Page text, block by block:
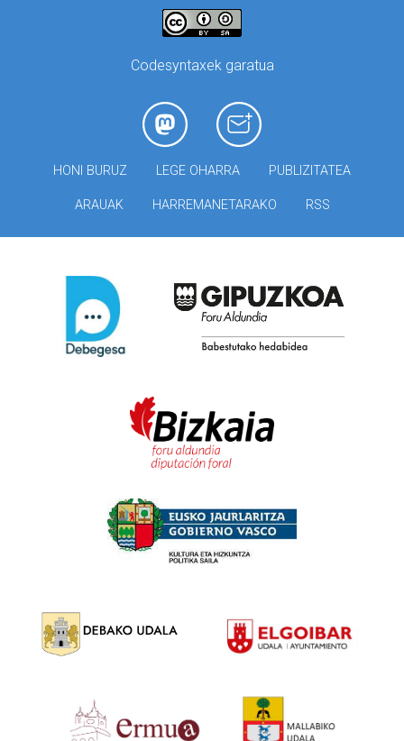
Codesyntaxek garatua
HONI BURUZ LEGE OHARRA PUBLIZITATEA
ARAUAK HARREMANETARAKO RSS